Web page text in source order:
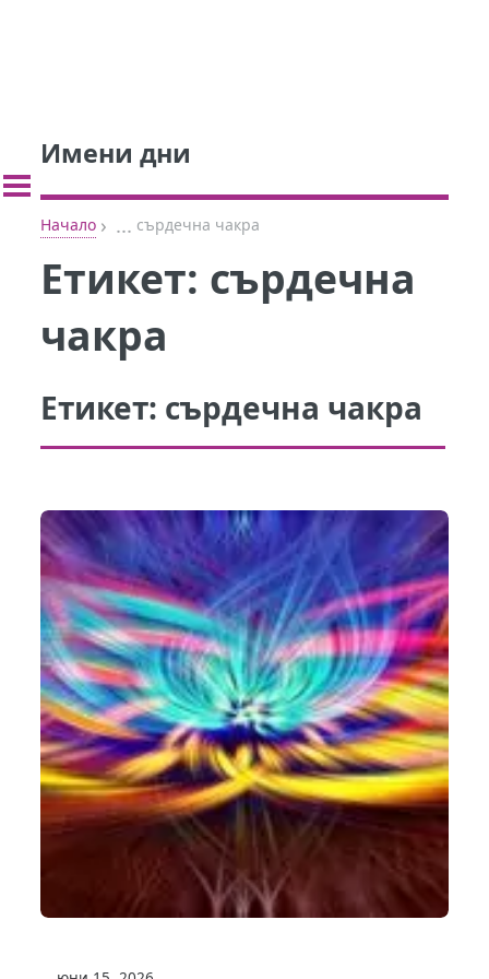
Имени дни
Начало › ... сърдечна чакра
Етикет: сърдечна
чакра
Етикет: сърдечна чакра